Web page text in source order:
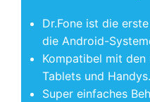
Dr.Fone ist die
die Android-
Kompatibel mit den
Tablets und Handys.
Super einfaches